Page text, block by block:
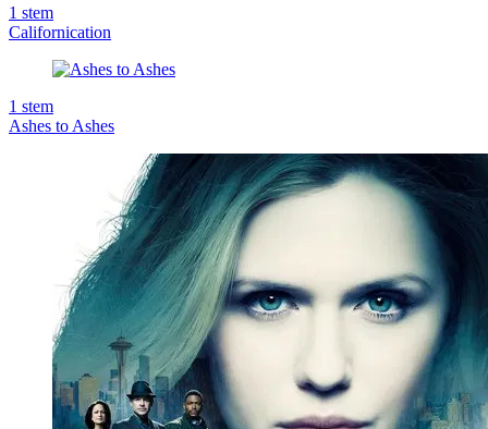
1 stem
Californication
1 stem
Ashes to Ashes